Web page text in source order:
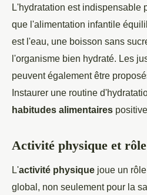
L'hydratation est indispensable
que l'alimentation infantile
est l'eau, une boisson sans
l'organisme bien hydraté. Les
peuvent également être
Instaurer une routine
habitudes alimentaires
Activité physique et
L'activité physique joue un
global, non seulement pour la